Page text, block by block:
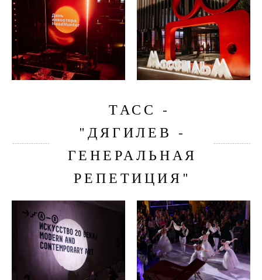
ТАСС -
"ДЯГИЛЕВ -
ГЕНЕРАЛЬНАЯ
РЕПЕТИЦИЯ"